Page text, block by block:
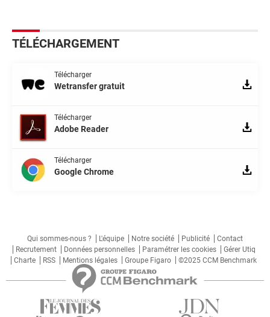
TÉLÉCHARGEMENT
Télécharger
Wetransfer gratuit
Télécharger
Adobe Reader
Télécharger
Google Chrome
Qui sommes-nous ? L'équipe Notre société Publicité
Contact
Recrutement
Données personnelles Paramétrer les cookies
Gérer Utiq
Charte
RSS Mentions légales Groupe Figaro ©2025 CCM Benchmark